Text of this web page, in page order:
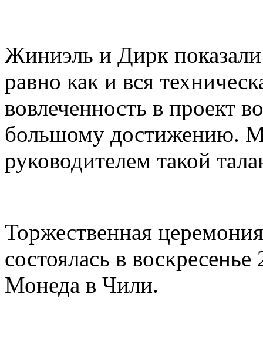
Жиниэль и Дирк
равно как и вся
вовлеченность в проект
большому достижению.
руководителем такой
Торжественная
состоялась в
Монеда в Чили.